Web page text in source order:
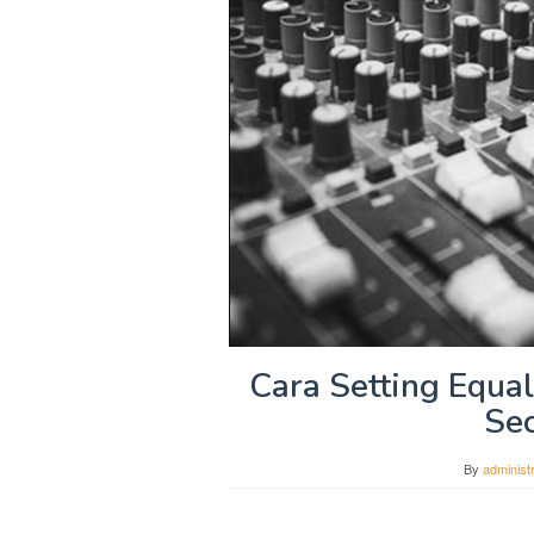
Cara Setting
By